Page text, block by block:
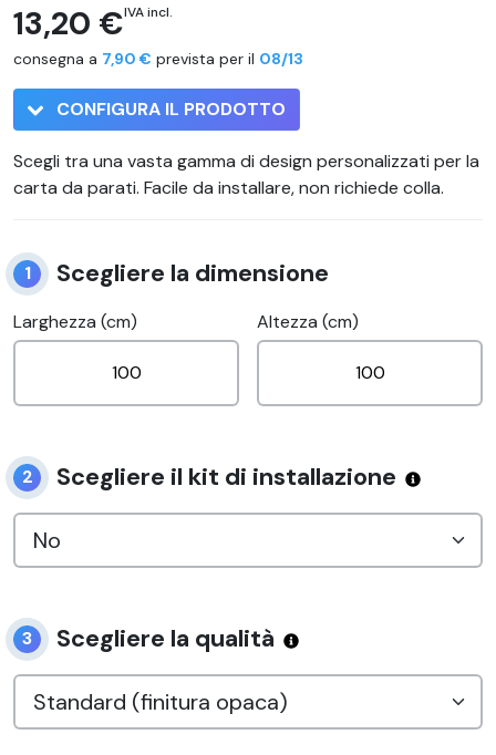
13,20 €IVA incl.
consegna a 7,90 € prevista per il 08/13
CONFIGURA IL PRODOTTO
Scegli tra una vasta gamma di design personalizzati per la
carta da parati. Facile da installare, non richiede colla.
1 Scegliere la dimensione
Larghezza (cm) Altezza (cm)
2 Scegliere il kit di installazione
3 Scegliere la qualità